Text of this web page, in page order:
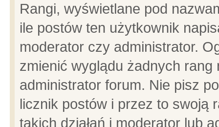
Rangi, wyświetlane pod
ile postów ten użytkownik
moderator czy administrator.
zmienić wyglądu żadnych
administrator forum. Nie pisz
licznik postów i przez to swoją
takich działań i moderator lub